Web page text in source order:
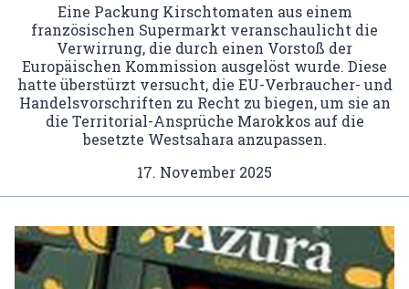
Eine Packung Kirschtomaten aus einem
französischen Supermarkt veranschaulicht die
Verwirrung, die durch einen Vorstoß der
Europäischen Kommission ausgelöst wurde. Diese
hatte überstürzt versucht, die EU-Verbraucher- und
Handelsvorschriften zu Recht zu biegen, um sie an
die Territorial-Ansprüche Marokkos auf die
besetzte Westsahara anzupassen.
17. November 2025